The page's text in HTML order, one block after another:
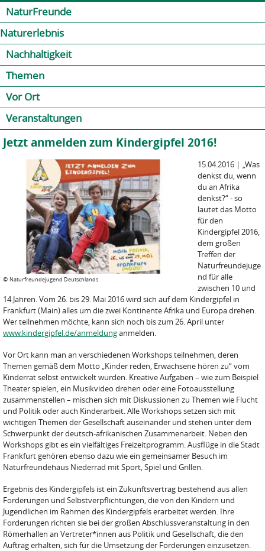
NaturFreunde
Naturerlebnis
Nachhaltigkeit
Themen
Vor Ort
Veranstaltungen
Jetzt anmelden zum Kindergipfel 2016!
© Naturfreundejugend Deutschlands
15.04.2016 | „Was
denkst du, wenn
du an Afrika
denkst?“ - so
lautet das Motto
für den
Kindergipfel 2016,
dem großen
Treffen der
Naturfreundejuge
nd für alle
zwischen 10 und
14 Jahren. Vom 26. bis 29. Mai 2016 wird sich auf dem Kindergipfel in
Frankfurt (Main) alles um die zwei Kontinente Afrika und Europa drehen.
Wer teilnehmen möchte, kann sich noch bis zum 26. April unter
www.kindergipfel.de/anmeldunganmelden.
Vor Ort kann man an verschiedenen Workshops teilnehmen, deren
Themen gemäß dem Motto „Kinder reden, Erwachsene hören zu“ vom
Kinderrat selbst entwickelt wurden. Kreative Aufgaben – wie zum Beispiel
Theater spielen, ein Musikvideo drehen oder eine Fotoausstellung
zusammenstellen – mischen sich mit Diskussionen zu Themen wie Flucht
und Politik oder auch Kinderarbeit. Alle Workshops setzen sich mit
wichtigen Themen der Gesellschaft auseinander und stehen unter dem
Schwerpunkt der deutsch-afrikanischen Zusammenarbeit. Neben den
Workshops gibt es ein vielfältiges Freizeitprogramm. Ausflüge in die Stadt
Frankfurt gehören ebenso dazu wie ein gemeinsamer Besuch im
Naturfreundehaus Niederrad mit Sport, Spiel und Grillen.
Ergebnis des Kindergipfels ist ein Zukunftsvertrag bestehend aus allen
Forderungen und Selbstverpflichtungen, die von den Kindern und
Jugendlichen im Rahmen des Kindergipfels erarbeitet werden. Ihre
Forderungen richten sie bei der großen Abschlussveranstaltung in den
Römerhallen an Vertreter*innen aus Politik und Gesellschaft, die den
Auftrag erhalten, sich für die Umsetzung der Forderungen einzusetzen.